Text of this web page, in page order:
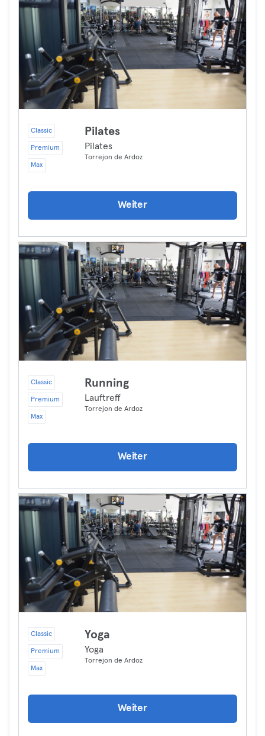
Classic
Premium
Max
Pilates
Pilates
Torrejon de Ardoz
Weiter
Classic
Premium
Max
Running
Lauftreff
Torrejon de Ardoz
Weiter
Classic
Premium
Max
Yoga
Yoga
Torrejon de Ardoz
Weiter